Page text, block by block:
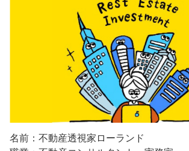
名前：不動産透視家ローランド